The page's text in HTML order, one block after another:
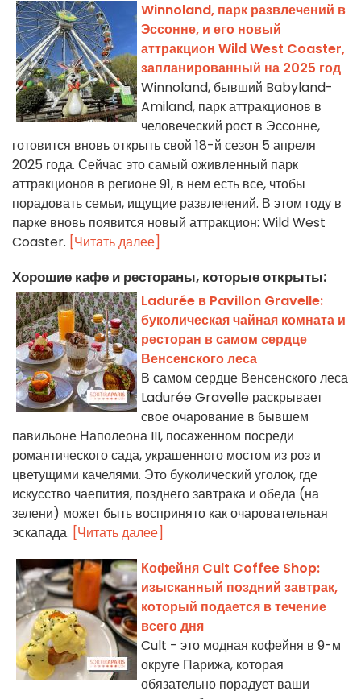
Winnoland, парк развлечений в
Эссонне, и его новый
аттракцион Wild West Coaster,
запланированный на 2025 год
Winnoland, бывший Babyland-
Amiland, парк аттракционов в
человеческий рост в Эссонне,
готовится вновь открыть свой 18-й сезон 5 апреля
2025 года. Сейчас это самый оживленный парк
аттракционов в регионе 91, в нем есть все, чтобы
порадовать семьи, ищущие развлечений. В этом году в
парке вновь появится новый аттракцион: Wild West
Coaster. [Читать далее]
Хорошие кафе и рестораны, которые открыты:
Ladurée в Pavillon Gravelle:
буколическая чайная комната и
ресторан в самом сердце
Венсенского леса
В самом сердце Венсенского леса
Ladurée Gravelle раскрывает
свое очарование в бывшем
павильоне Наполеона III, посаженном посреди
романтического сада, украшенного мостом из роз и
цветущими качелями. Это буколический уголок, где
искусство чаепития, позднего завтрака и обеда (на
зелени) может быть воспринято как очаровательная
эскапада. [Читать далее]
Кофейня Cult Coffee Shop:
изысканный поздний завтрак,
который подается в течение
всего дня
Cult - это модная кофейня в 9-м
округе Парижа, которая
обязательно порадует ваши